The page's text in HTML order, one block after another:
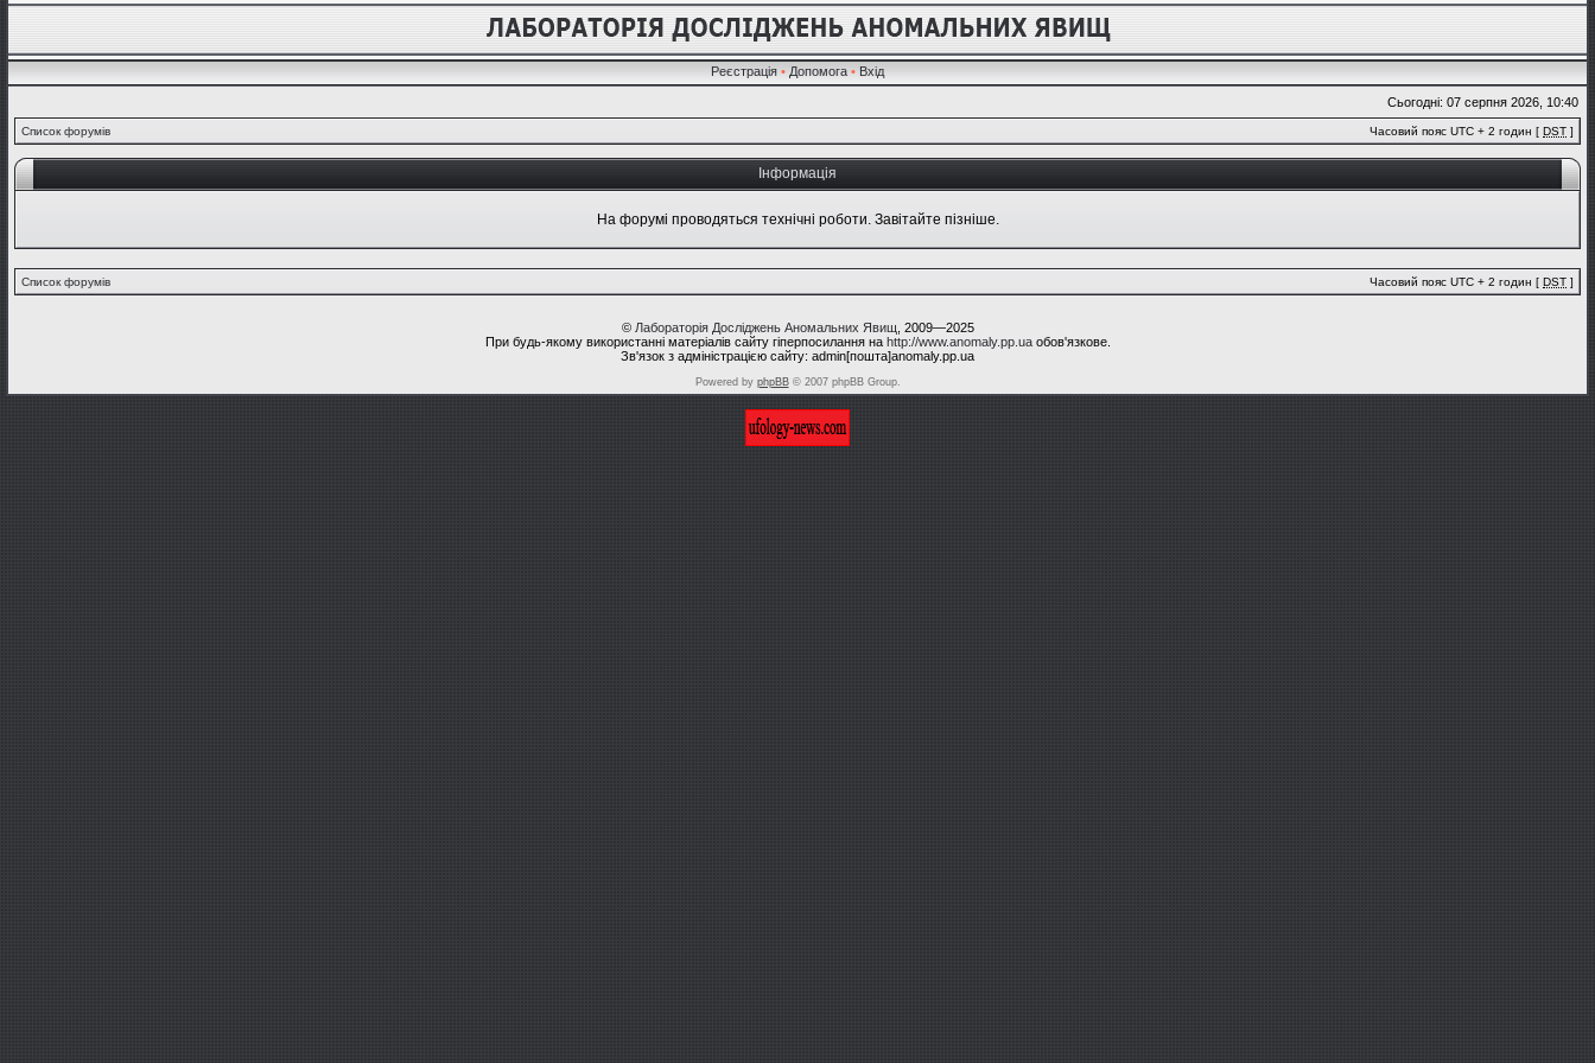
Реєстрація • Допомога • Вхід
Сьогодні: 07 серпня 2026, 10:40
Список форумів Часовий пояс UTC + 2 годин [ DST ]
Інформація
На форумі проводяться технічні роботи. Завітайте пізніше.
Список форумів Часовий пояс UTC + 2 годин [ DST ]
© Лабораторія Досліджень Аномальних Явищ , 2009—2025
При будь-якому використанні матеріалів сайту гіперпосилання на http://www.anomaly.pp.uaобов'язкове.
Зв'язок з адміністрацією сайту: admin[пошта]anomaly.pp.ua
Powered by phpBB© 2007 phpBB Group.